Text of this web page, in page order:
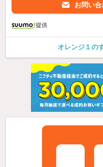
お問い
提供
オレンジ１の